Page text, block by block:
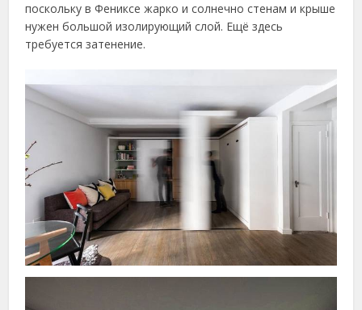
поскольку в Фениксе жарко и солнечно стенам и крыше
нужен большой изолирующий слой. Ещё здесь
требуется затенение.